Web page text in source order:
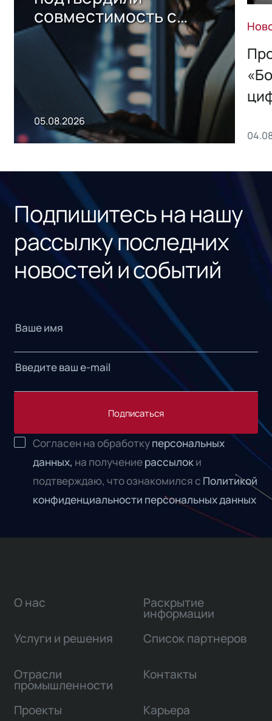
совместимость с
решением Sharx
Storage 2.x для
хранения данных
05.08.2026
Подпишитесь на нашу
рассылку последних
новостей и событий
Подписаться
Согласен на обработкуперсональных
данных, на получениерассылоки
подтверждаю, что ознакомился с Политикой
конфиденциальности персональных данных
О нас
Услуги и решения
Отрасли
промышленности
Проекты
Раскрытие
информации
Список партнеров
Контакты
Карьера